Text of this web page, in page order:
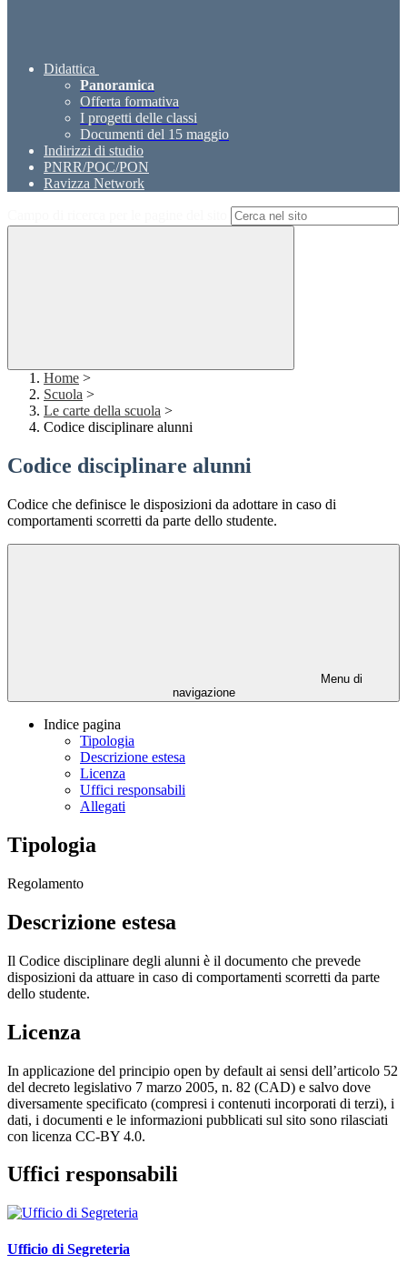
Didattica
Panoramica
Offerta formativa
I progetti delle classi
Documenti del 15 maggio
Indirizzi di studio
PNRR/POC/PON
Ravizza Network
Home >
Scuola >
Le carte della scuola >
Codice disciplinare alunni
Codice disciplinare alunni
Codice che definisce le disposizioni da adottare in caso di
comportamenti scorretti da parte dello studente.
Menu di
navigazione
Indice pagina
Tipologia
Descrizione estesa
Licenza
Uffici responsabili
Allegati
Tipologia
Regolamento
Descrizione estesa
Il Codice disciplinare degli alunni è il documento che prevede
disposizioni da attuare in caso di comportamenti scorretti da parte
dello studente.
Licenza
In applicazione del principio open by default ai sensi dell’articolo 52
del decreto legislativo 7 marzo 2005, n. 82 (CAD) e salvo dove
diversamente specificato (compresi i contenuti incorporati di terzi), i
dati, i documenti e le informazioni pubblicati sul sito sono rilasciati
con licenza CC-BY 4.0.
Uffici responsabili
Ufficio di Segreteria